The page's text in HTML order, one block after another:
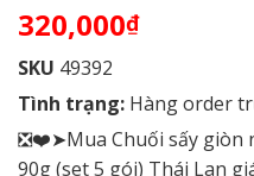
320,000₫
SKU 49392
Tình trạng: Hàng order
❎❤️➤Mua Chuối sấy giòn
90g (set 5 gói) Thái Lan